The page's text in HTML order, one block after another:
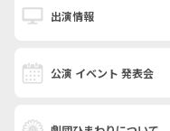
出演情報
公演 イベント 発表会